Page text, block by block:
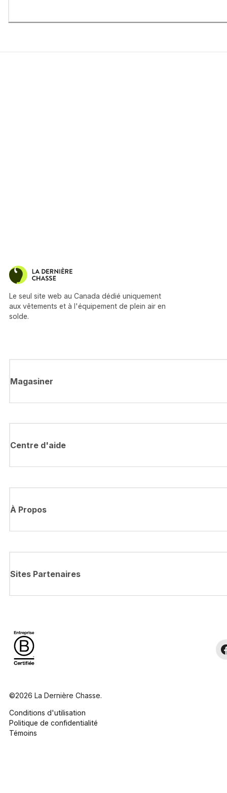
Le seul site web au Canada dédié uniquement
aux vêtements et à l'équipement de plein air en
solde.
Magasiner
Centre d'aide
À Propos
Sites Partenaires
©2026 La Dernière Chasse.
Conditions d'utilisation
Politique de confidentialité
Témoins